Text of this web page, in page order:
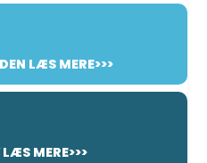
LÆS MERE>>>
MERE>>>